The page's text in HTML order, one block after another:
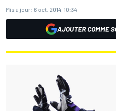
Mis à jour: 6 oct. 2014, 10:34
AJOUTER COMME